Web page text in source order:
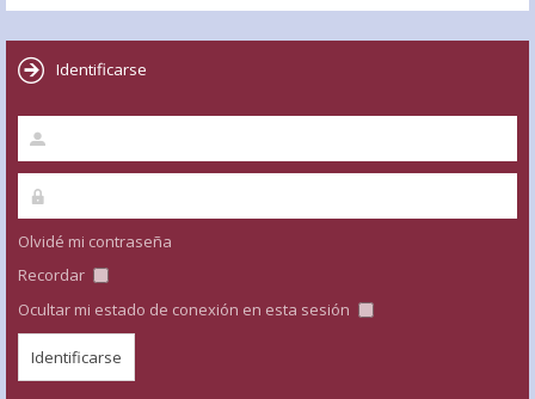
Identificarse
Olvidé mi contraseña
Recordar
Ocultar mi estado de conexión en esta sesión